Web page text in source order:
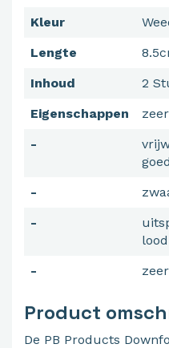
Kleur
Lengte
Inhoud
2
Eigenschappen
-
-
-
-
Product
De PB Products